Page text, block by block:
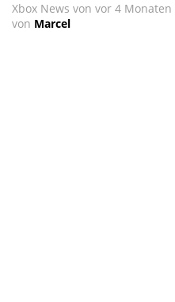
Xbox News von vor 4 Monaten
von Marcel